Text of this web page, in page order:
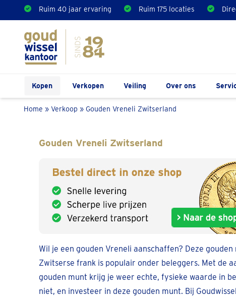
Ruim 40 jaar ervaring Ruim 175 locaties
Kopen Verkopen Veiling Over ons
Home » Verkoop » Gouden Vreneli Zwitserland
Gouden Vreneli Zwitserland
Wil je een gouden Vreneli aanschaffen? Deze
Zwitserse frank is populair onder beleggers. Met de
gouden munt krijg je weer echte, fysieke waarde in
niet, en investeer in deze gouden munt. Bij